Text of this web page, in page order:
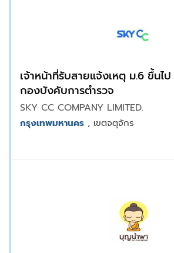
เจ้าหน้าที่รับสายแจ้งเหตุ ม.6 ขึ้นไ
กองบังคับการตำรวจ
SKY CC COMPANY LIMITED.
กรุงเทพมหานคร , เขตจตุจักร